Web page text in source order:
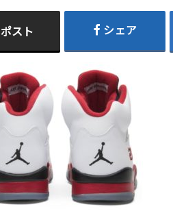
ポスト シェア